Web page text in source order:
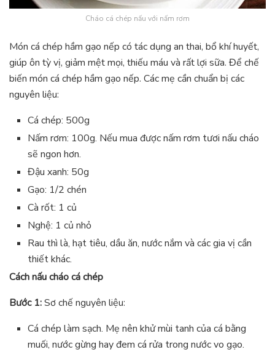
Cháo cá chép nấu với nấm rơm
Món cá chép hầm gạo nếp có tác dụng an thai, bổ khí huyết,
giúp ôn tỳ vị, giảm mệt mọi, thiếu máu và rất lợi sữa. Để chế
biến món cá chép hầm gạo nếp. Các mẹ cần chuẩn bị các
nguyên liệu:
Cá chép: 500g
Nấm rơm: 100g. Nếu mua được nấm rơm tươi nấu cháo
sẽ ngon hơn.
Đậu xanh: 50g
Gạo: 1/2 chén
Cà rốt: 1 củ
Nghệ: 1 củ nhỏ
Rau thì là, hạt tiêu, dầu ăn, nước nắm và các gia vị cần
thiết khác.
Cách nấu cháo cá chép
Bước 1:Sơ chế nguyên liệu:
Cá chép làm sạch. Mẹ nên khử mùi tanh của cá bằng
muối, nước gừng hay đem cá rửa trong nước vo gạo.